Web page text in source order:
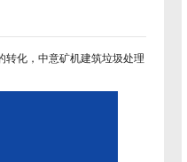
化，中意矿机建筑垃圾处理